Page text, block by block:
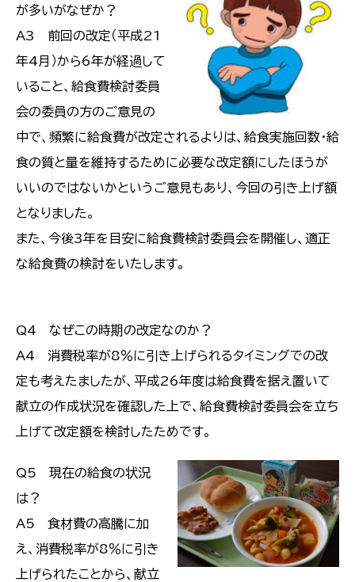
が多いがなぜか？
A3 前回の改定（平成21
年4月）から6年が経過して
いること、給食費検討委員
会の委員の方のご意見の
中で、頻繁に給食費が改定されるよりは、給食実施回数・給
食の質と量を維持するために必要な改定額にしたほうが
いいのではないかというご意見もあり、今回の引き上げ額
となりました。
また、今後3年を目安に給食費検討委員会を開催し、適正
な給食費の検討をいたします。
Q4 なぜこの時期の改定なのか？
A4 消費税率が8％に引き上げられるタイミングでの改
定も考えたましたが、平成26年度は給食費を据え置いて
献立の作成状況を確認した上で、給食費検討委員会を立ち
上げて改定額を検討したためです。
Q5 現在の給食の状況
は？
A5 食材費の高騰に加
え、消費税率が8％に引き
上げられたことから、献立